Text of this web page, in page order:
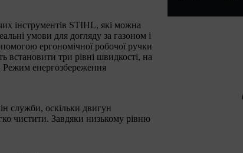
інструментів STIHL, які можна
умови для догляду за газоном і
ергономічної робочої ручки
три рівні швидкості, на
Режим енергозбереження
служби, оскільки двигун
чистити. Завдяки низькому рівню